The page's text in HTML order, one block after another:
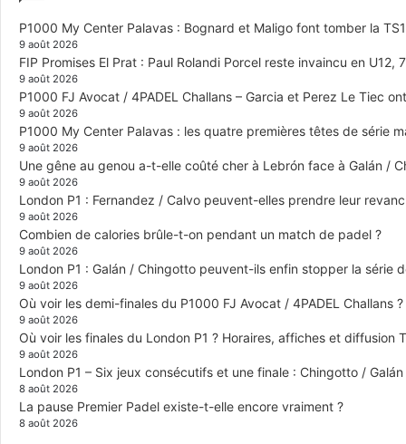
P1000 My Center Palavas : Bognard et Maligo font tomber la
9 août 2026
FIP Promises El Prat : Paul Rolandi Porcel reste invaincu en U12,
9 août 2026
P1000 FJ Avocat / 4PADEL Challans – Garcia et Perez Le Tiec
9 août 2026
P1000 My Center Palavas : les quatre premières têtes de série
9 août 2026
Une gêne au genou a-t-elle coûté cher à Lebrón face à Galán /
9 août 2026
London P1 : Fernandez / Calvo peuvent-elles prendre leur
9 août 2026
Combien de calories brûle-t-on pendant un match de padel ?
9 août 2026
London P1 : Galán / Chingotto peuvent-ils enfin stopper la série
9 août 2026
Où voir les demi-finales du P1000 FJ Avocat / 4PADEL Challans ?
9 août 2026
Où voir les finales du London P1 ? Horaires, affiches et diffusion
9 août 2026
London P1 – Six jeux consécutifs et une finale : Chingotto /
8 août 2026
La pause Premier Padel existe-t-elle encore vraiment ?
8 août 2026